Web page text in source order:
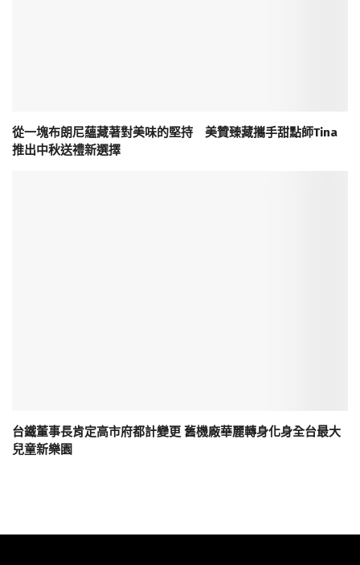
從一塊布朗尼蘊藏著對美味的堅持 美贊臻藏攜手甜點師Tina
推出中秋送禮新選擇
台鐵董事長肯定高市府都計變更 舊機廠華麗轉身化身全台最大
兒童新樂園